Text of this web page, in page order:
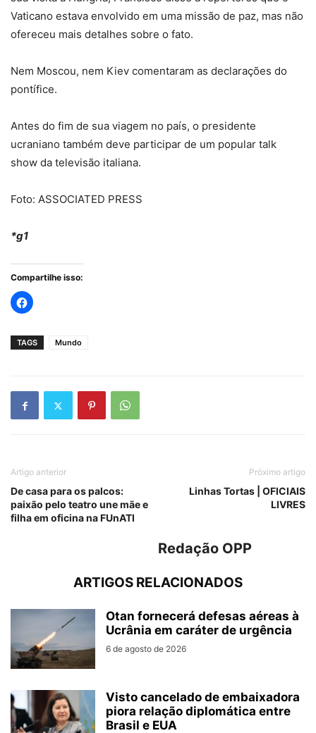
Vaticano estava envolvido em uma missão de paz, mas não
ofereceu mais detalhes sobre o fato.
Nem Moscou, nem Kiev comentaram as declarações do
pontífice.
Antes do fim de sua viagem no país, o presidente
ucraniano também deve participar de um popular talk
show da televisão italiana.
Foto: ASSOCIATED PRESS
*g1
Compartilhe isso:
TAGS Mundo
Artigo anterior
De casa para os palcos:
paixão pelo teatro une mãe e
filha em oficina na FUnATI
Próximo artigo
Linhas Tortas | OFICIAIS
LIVRES
Redação OPP
ARTIGOS RELACIONADOS
Otan fornecerá defesas aéreas à
Ucrânia em caráter de urgência
6 de agosto de 2026
Visto cancelado de embaixadora
piora relação diplomática entre
Brasil e EUA